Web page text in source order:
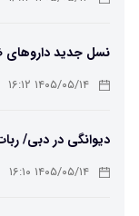
نسل جدید داروهای
۱۴۰۵/۰۵/۱۴ ۱۶:۱۲
دیوانگی در دبی/
۱۴۰۵/۰۵/۱۴ ۱۶:۱۰